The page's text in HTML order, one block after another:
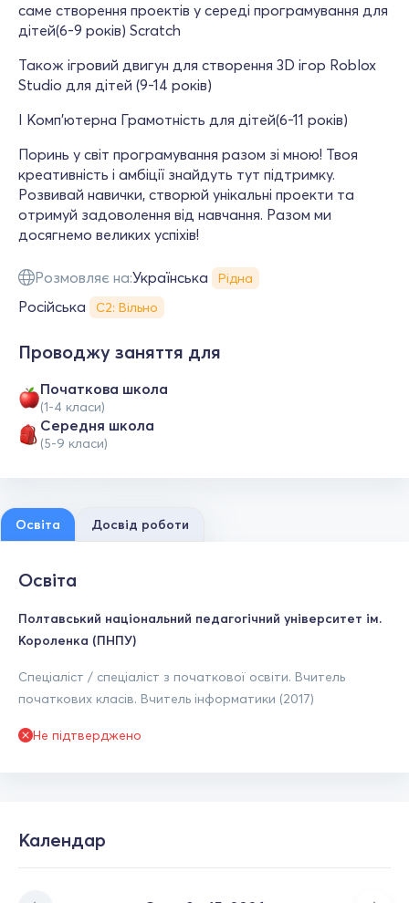
саме створення проектів у середі програмування для
дітей(6-9 років) Scratch
Також ігровий двигун для створення 3D ігор Roblox
Studio для дітей (9-14 років)
І Комп'ютерна Грамотність для дітей(6-11 років)
Поринь у світ програмування разом зі мною! Твоя
креативність і амбіції знайдуть тут підтримку.
Розвивай навички, створюй унікальні проекти та
отримуй задоволення від навчання. Разом ми
досягнемо великих успіхів!
Розмовляє на:Українська Рідна
Російська С2: Вільно
Проводжу заняття для
Початкова школа
(1-4 класи)
Середня школа
(5-9 класи)
Освіта Досвід роботи
Освіта
Полтавський національний педагогічний університет ім.
Короленка (ПНПУ)
Спеціаліст / спеціаліст з початкової освіти. Вчитель
початкових класів. Вчитель інформатики (2017)
Не підтверджено
Календар